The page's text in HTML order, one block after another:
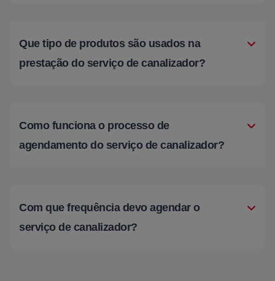
Que tipo de produtos são usados na
prestação do serviço de canalizador?
Como funciona o processo de
agendamento do serviço de canalizador?
Com que frequência devo agendar o
serviço de canalizador?